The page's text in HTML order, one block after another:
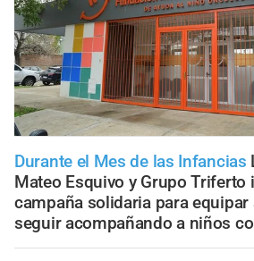
Durante el Mes de las Infancias
Mateo Esquivo y Grupo Triferto
campaña solidaria para equipar
seguir acompañando a niños